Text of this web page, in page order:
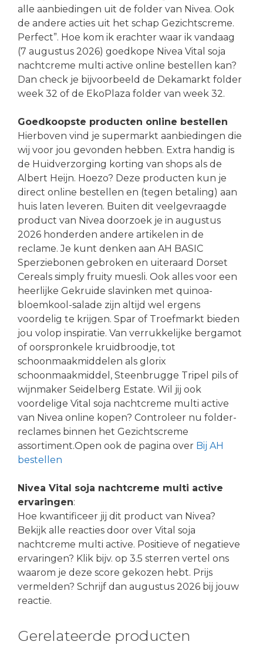
alle aanbiedingen uit de folder van Nivea. Ook
de andere acties uit het schap Gezichtscreme.
Perfect”. Hoe kom ik erachter waar ik vandaag
(7 augustus 2026) goedkope Nivea Vital soja
nachtcreme multi active online bestellen kan?
Dan check je bijvoorbeeld de Dekamarkt folder
week 32 of de EkoPlaza folder van week 32.
Goedkoopste producten online bestellen
Hierboven vind je supermarkt aanbiedingen die
wij voor jou gevonden hebben. Extra handig is
de Huidverzorging korting van shops als de
Albert Heijn. Hoezo? Deze producten kun je
direct online bestellen en (tegen betaling) aan
huis laten leveren. Buiten dit veelgevraagde
product van Nivea doorzoek je in augustus
2026 honderden andere artikelen in de
reclame. Je kunt denken aan AH BASIC
Sperziebonen gebroken en uiteraard Dorset
Cereals simply fruity muesli. Ook alles voor een
heerlijke Gekruide slavinken met quinoa-
bloemkool-salade zijn altijd wel ergens
voordelig te krijgen. Spar of Troefmarkt bieden
jou volop inspiratie. Van verrukkelijke bergamot
of oorspronkele kruidbroodje, tot
schoonmaakmiddelen als glorix
schoonmaakmiddel, Steenbrugge Tripel pils of
wijnmaker Seidelberg Estate. Wil jij ook
voordelige Vital soja nachtcreme multi active
van Nivea online kopen? Controleer nu folder-
reclames binnen het Gezichtscreme
assortiment.Open ook de pagina over Bij AH
bestellen
Nivea Vital soja nachtcreme multi active
ervaringen:
Hoe kwantificeer jij dit product van Nivea?
Bekijk alle reacties door over Vital soja
nachtcreme multi active. Positieve of negatieve
ervaringen? Klik bijv. op 3.5 sterren vertel ons
waarom je deze score gekozen hebt. Prijs
vermelden? Schrijf dan augustus 2026 bij jouw
reactie.
Gerelateerde producten